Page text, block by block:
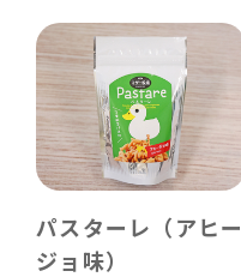
パスターレ（アヒー
ジョ味）